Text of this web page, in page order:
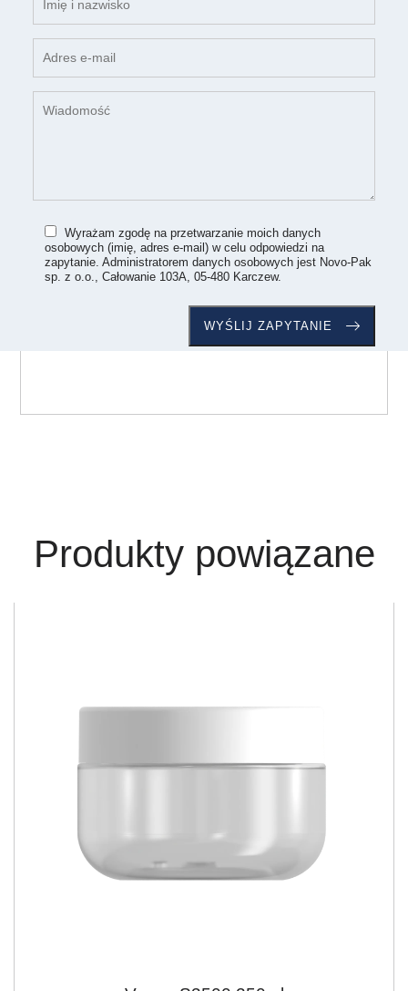
Wyrażam zgodę na przetwarzanie moich danych
osobowych (imię, adres e-mail) w celu odpowiedzi na
zapytanie. Administratorem danych osobowych jest Novo-Pak
sp. z o.o., Całowanie 103A, 05-480 Karczew.
Produkty powiązane